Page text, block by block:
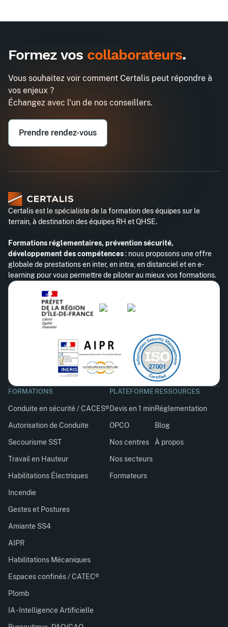
Formez vos collaborateurs.
Vous souhaitez voir comment Certalis peut répondre à
vos enjeux ?
Échangez avec l'un de nos conseillers.
Prendre rendez-vous
Certalis est le spécialiste de la formation des équipes sur le
terrain, à destination des équipes RH et QHSE.
Formations réglementaires, prévention sécurité,
développement des compétences: nous proposons une offre
globale de prestations en inter, en intra, en distanciel et en e-
learning pour vous permettre de piloter au mieux vos formations.
FORMATIONS
Conduite en sécurité / CACES®
Autorisation de Conduite
Secourisme SST
Travail en Hauteur
Habilitations Électriques
Incendie
Gestes et Postures
Amiante SS4
AIPR
Habilitations Mécaniques
Espaces confinés / CATEC®
Plomb
IA - Intelligence Artificielle
PLATEFORME
Devis en 1 min
OPCO
Nos centres
Nos secteurs
Formateurs
RESSOURCES
Réglementation
Blog
À propos